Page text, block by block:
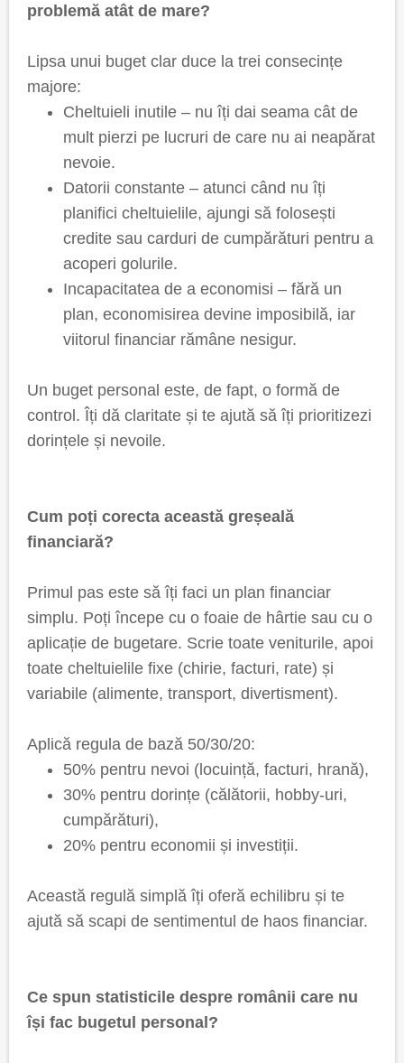
problemă atât de mare?
Lipsa unui buget clar duce la trei consecințe
majore:
Cheltuieli inutile – nu îți dai seama cât de
mult pierzi pe lucruri de care nu ai neapărat
nevoie.
Datorii constante – atunci când nu îți
planifici cheltuielile, ajungi să folosești
credite sau carduri de cumpărături pentru a
acoperi golurile.
Incapacitatea de a economisi – fără un
plan, economisirea devine imposibilă, iar
viitorul financiar rămâne nesigur.
Un buget personal este, de fapt, o formă de
control. Îți dă claritate și te ajută să îți prioritizezi
dorințele și nevoile.
Cum poți corecta această greșeală
financiară?
Primul pas este să îți faci un plan financiar
simplu. Poți începe cu o foaie de hârtie sau cu o
aplicație de bugetare. Scrie toate veniturile, apoi
toate cheltuielile fixe (chirie, facturi, rate) și
variabile (alimente, transport, divertisment).
Aplică regula de bază 50/30/20:
50% pentru nevoi (locuință, facturi, hrană),
30% pentru dorințe (călătorii, hobby-uri,
cumpărături),
20% pentru economii și investiții.
Această regulă simplă îți oferă echilibru și te
ajută să scapi de sentimentul de haos financiar.
Ce spun statisticile despre românii care nu
își fac bugetul personal?